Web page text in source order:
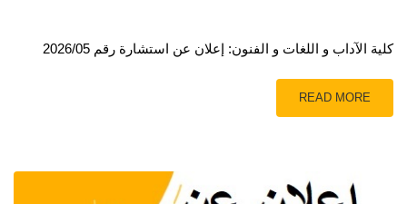
كلية الآداب و اللغات و الفنون: إعلان عن استشارة رقم 2026/05
READ MORE